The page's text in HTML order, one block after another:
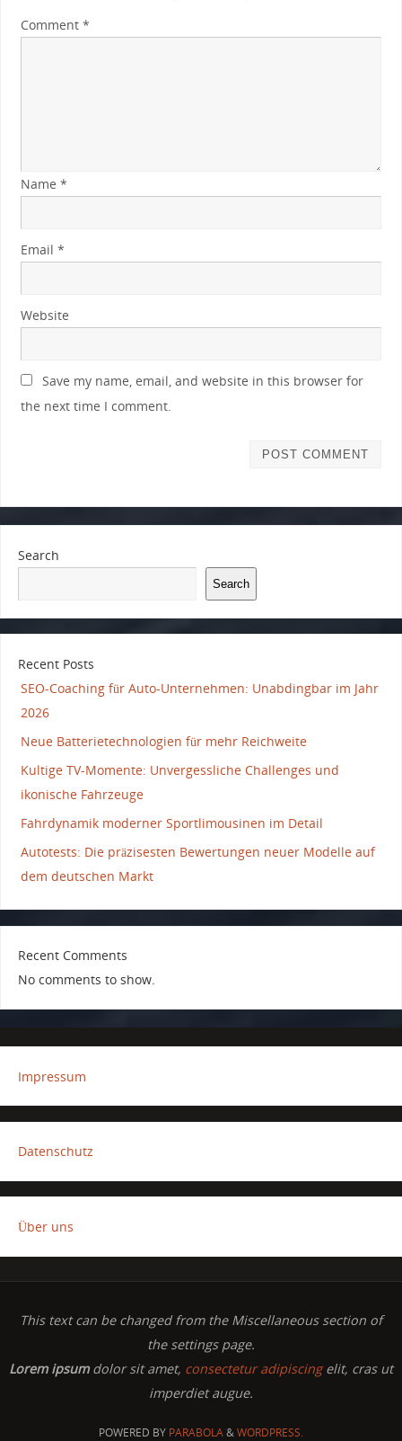
Comment *
Name *
Email *
Website
Save my name, email, and website in this browser for
the next time I comment.
Search
Search
Recent Posts
SEO-Coaching für Auto-Unternehmen: Unabdingbar im Jahr
2026
Neue Batterietechnologien für mehr Reichweite
Kultige TV-Momente: Unvergessliche Challenges und
ikonische Fahrzeuge
Fahrdynamik moderner Sportlimousinen im Detail
Autotests: Die präzisesten Bewertungen neuer Modelle auf
dem deutschen Markt
Recent Comments
No comments to show.
Impressum
Datenschutz
Über uns
This text can be changed from the Miscellaneous section of
the settings page.
Lorem ipsumdolor sit amet, consectetur adipiscingelit, cras ut
imperdiet augue.
POWERED BY PARABOLA&WORDPRESS.